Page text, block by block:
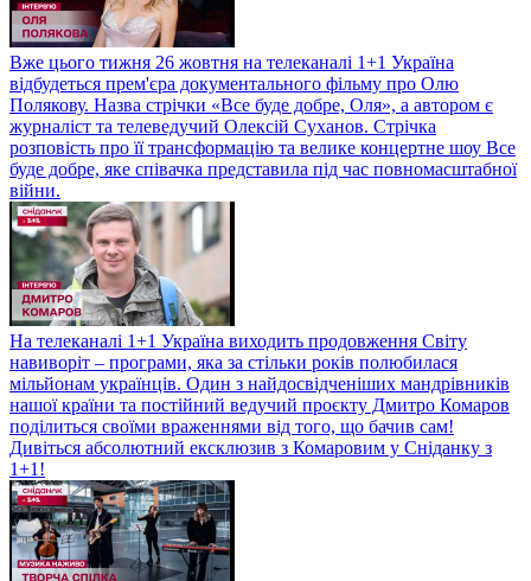
Вже цього тижня 26 жовтня на телеканалі 1+1 Україна
відбудеться прем'єра документального фільму про Олю
Полякову. Назва стрічки «Все буде добре, Оля», а автором є
журналіст та телеведучий Олексій Суханов. Стрічка
розповість про її трансформацію та велике концертне шоу Все
буде добре, яке співачка представила під час повномасштабної
війни.
На телеканалі 1+1 Україна виходить продовження Світу
навиворіт – програми, яка за стільки років полюбилася
мільйонам українців. Один з найдосвідченіших мандрівників
нашої країни та постійний ведучий проєкту Дмитро Комаров
поділиться своїми враженнями від того, що бачив сам!
Дивіться абсолютний ексклюзив з Комаровим у Сніданку з
1+1!